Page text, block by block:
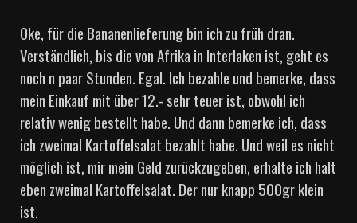
Oke, für die Bananenlieferung bin ich zu früh dran.
Verständlich, bis die von Afrika in Interlaken ist, geht es
noch n paar Stunden. Egal. Ich bezahle und bemerke, dass
mein Einkauf mit über 12.- sehr teuer ist, obwohl ich
relativ wenig bestellt habe. Und dann bemerke ich, dass
ich zweimal Kartoffelsalat bezahlt habe. Und weil es nicht
möglich ist, mir mein Geld zurückzugeben, erhalte ich halt
eben zweimal Kartoffelsalat. Der nur knapp 500gr klein
ist.